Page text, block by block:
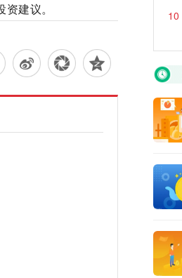
建议。
10